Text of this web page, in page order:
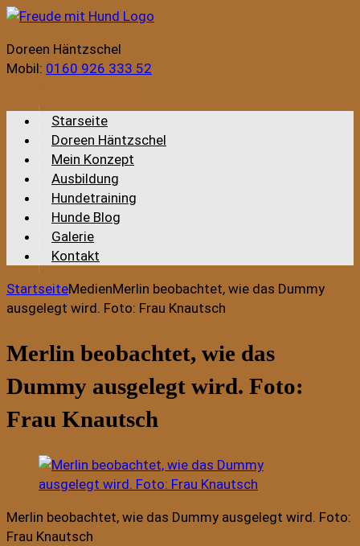
Doreen Häntzschel
Mobil: 0160 926 333 52
Starseite
Doreen Häntzschel
Mein Konzept
Ausbildung
Hundetraining
Hunde Blog
Galerie
Kontakt
StartseiteMedienMerlin beobachtet, wie das Dummy
ausgelegt wird. Foto: Frau Knautsch
Merlin beobachtet, wie das
Dummy ausgelegt wird. Foto:
Frau Knautsch
Merlin beobachtet, wie das Dummy ausgelegt wird. Foto:
Frau Knautsch